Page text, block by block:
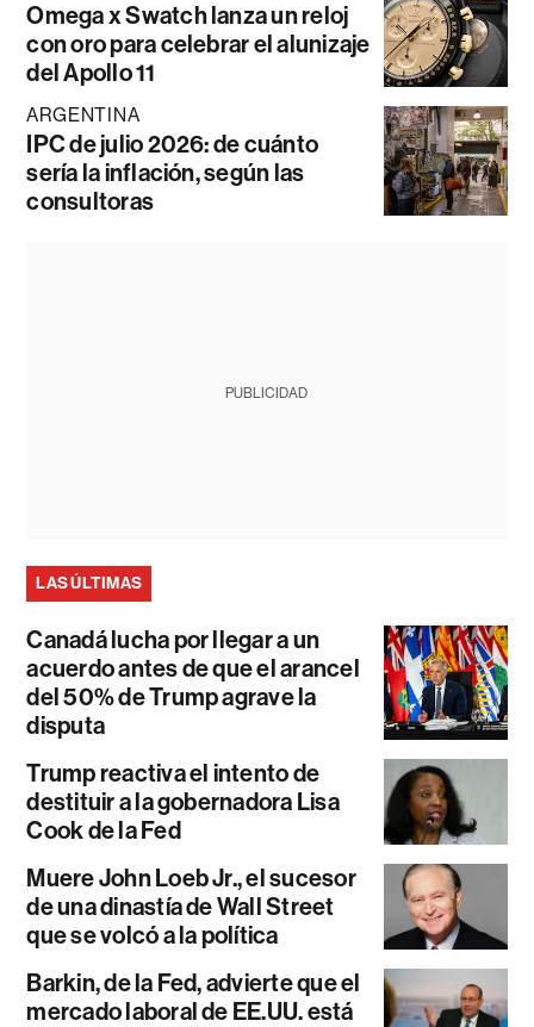
Omega x Swatch lanza un reloj
con oro para celebrar el alunizaje
del Apollo 11
ARGENTINA
IPC de julio 2026: de cuánto
sería la inflación, según las
consultoras
PUBLICIDAD
LAS ÚLTIMAS
Canadá lucha por llegar a un
acuerdo antes de que el arancel
del 50% de Trump agrave la
disputa
Trump reactiva el intento de
destituir a la gobernadora Lisa
Cook de la Fed
Muere John Loeb Jr., el sucesor
de una dinastía de Wall Street
que se volcó a la política
Barkin, de la Fed, advierte que el
mercado laboral de EE.UU. está